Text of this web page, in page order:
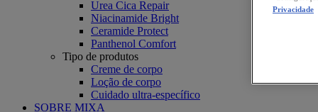
Urea Cica Repair
Niacinamide Bright
Ceramide Protect
Panthenol Comfort
Tipo de produtos
Creme de corpo
Loção de corpo
Cuidado ultra-específico
SOBRE MIXA
Privacidade